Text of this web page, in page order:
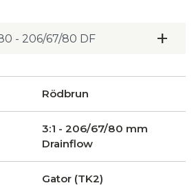
Rödbrun
3:1 - 206/67/80 mm
Drainflow
Gator (TK2)